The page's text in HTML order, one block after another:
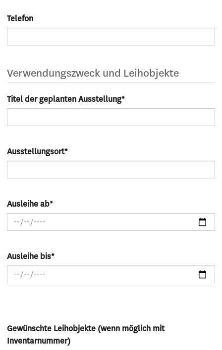
Telefon
Verwendungszweck und Leihobjekte
Titel der geplanten Ausstellung*
Ausstellungsort*
Ausleihe ab*
Ausleihe bis*
Gewünschte Leihobjekte (wenn möglich mit
Inventarnummer)